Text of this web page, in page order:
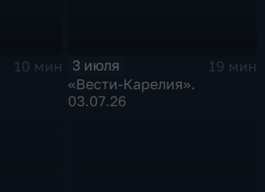
10 мин
3 июля
19 мин
«Вести-Карелия».
03.07.26